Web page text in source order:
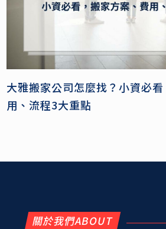
大雅搬家公司怎麼找？小資必
用、流程3大重點
關於我們ABOUT